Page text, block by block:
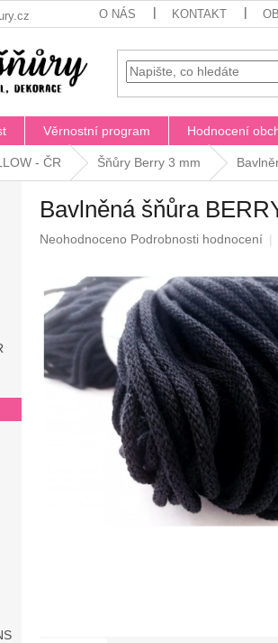
O NÁS KONTAKT
Věrnostní program Hodnocení
- ČR Šňůry Berry 3 mm
Bavlněná šňůra
Průměrné
produktu
je
0,0
z
5
hvězdiček.
Neohodnoceno Podrobnosti hodnocení